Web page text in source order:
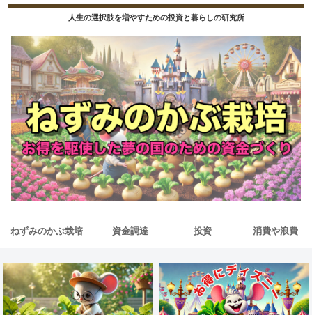
人生の選択肢を増やすための投資と暮らしの研究所
ねずみのかぶ栽培 資金調達 投資 消費や浪費